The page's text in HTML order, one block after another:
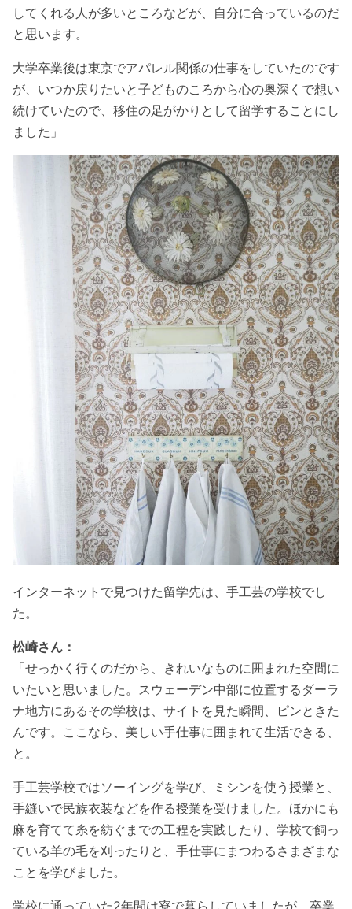
してくれる人が多いところなどが、自分に合っているのだ
と思います。
大学卒業後は東京でアパレル関係の仕事をしていたのです
が、いつか戻りたいと子どものころから心の奥深くで想い
続けていたので、移住の足がかりとして留学することにし
ました」
インターネットで見つけた留学先は、手工芸の学校でし
た。
松崎さん：
「せっかく行くのだから、きれいなものに囲まれた空間に
いたいと思いました。スウェーデン中部に位置するダーラ
ナ地方にあるその学校は、サイトを見た瞬間、ピンときた
んです。ここなら、美しい手仕事に囲まれて生活できる、
と。
手工芸学校ではソーイングを学び、ミシンを使う授業と、
手縫いで民族衣装などを作る授業を受けました。ほかにも
麻を育てて糸を紡ぐまでの工程を実践したり、学校で飼っ
ている羊の毛を刈ったりと、手仕事にまつわるさまざまな
ことを学びました。
学校に通っていた2年間は寮で暮らしていましたが、卒業